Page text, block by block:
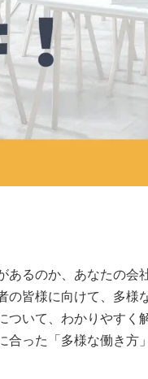
るのか、あなたの
皆様に向けて、多様
いて、わかりやす
った「多様な働き方